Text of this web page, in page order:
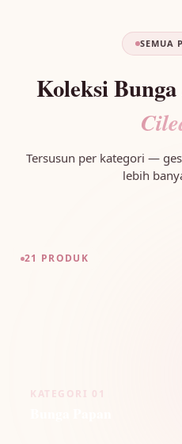
SEMUA
Koleksi Bunga
Tersusun per kategori —
lebih
21 PRODUK
KATEGORI 01